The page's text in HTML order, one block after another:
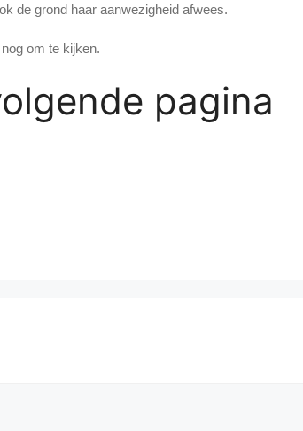
de grond haar aanwezigheid afwees.
om te kijken.
pagina